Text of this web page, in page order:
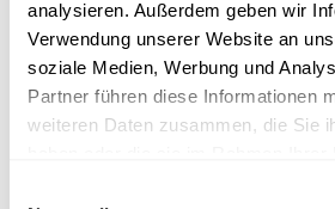
analysieren. Außerdem geben wir
Verwendung unserer Website an
soziale Medien, Werbung und
Partner führen diese Informationen
weiteren Daten zusammen, die Sie
Bewerbung zu erhalten!